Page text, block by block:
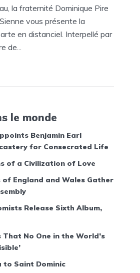
la fraternité Dominique Pire
vous présente la
en distanciel. Interpellé par
de...
le monde
Benjamin Earl
for Consecrated Life
of a Civilization of Love
of England and Wales Gather
Release Sixth Album,
That No One in the World’s
to Saint Dominic